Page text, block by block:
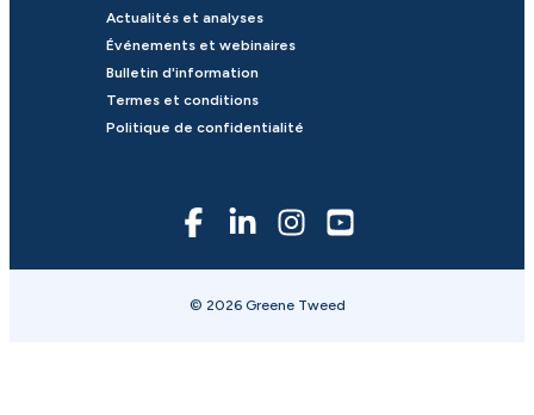
Actualités et analyses
Événements et webinaires
Bulletin d'information
Termes et conditions
Politique de confidentialité
© 2026 Greene Tweed